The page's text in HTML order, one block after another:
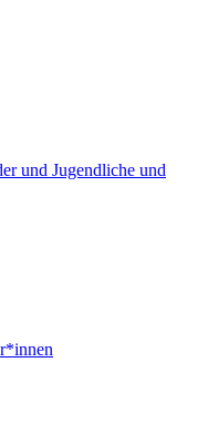
und Jugendliche und